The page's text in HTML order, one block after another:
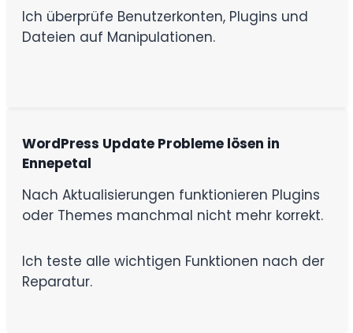
Ich überprüfe Benutzerkonten, Plugins und
Dateien auf Manipulationen.
WordPress Update Probleme lösen in
Ennepetal
Nach Aktualisierungen funktionieren Plugins
oder Themes manchmal nicht mehr korrekt.
Ich teste alle wichtigen Funktionen nach der
Reparatur.